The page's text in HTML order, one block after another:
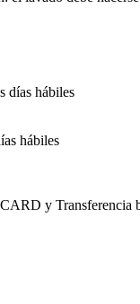
días hábiles
hábiles
y Transferencia